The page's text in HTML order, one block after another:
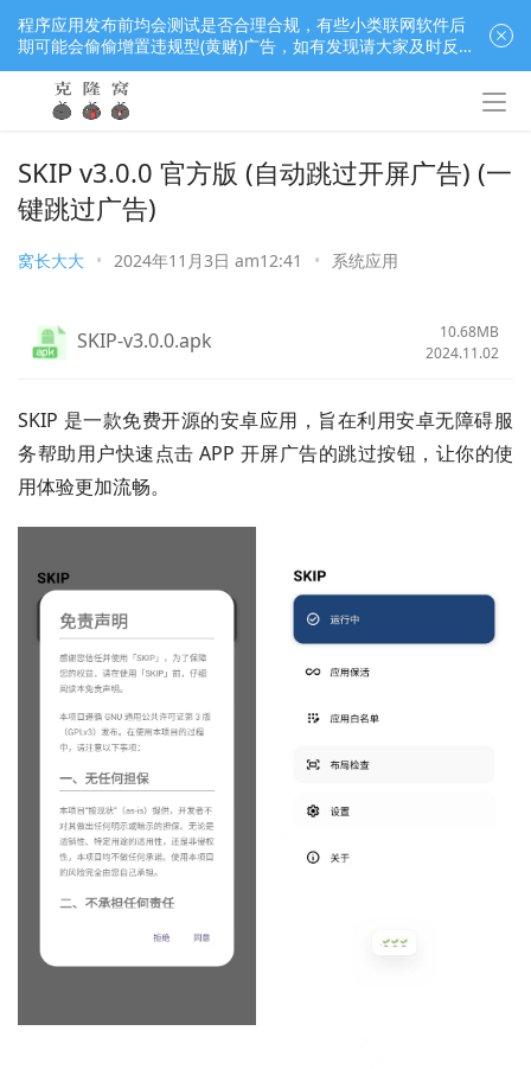
SKIP v3.0.0 官方版 (自动跳过开屏广告) (一
键跳过广告)
窝长大大 • 2024年11月3日 am12:41 • 系统应用
SKIP-v3.0.0.apk
10.68MB
2024.11.02
SKIP 是一款免费开源的安卓应用，旨在利用安卓无障碍服
务帮助用户快速点击 APP 开屏广告的跳过按钮，让你的使
用体验更加流畅。
程序应用发布前均会测试是否合理合规，有些小类联网软件后
期可能会偷偷增置违规型(黄赌)广告，如有发现请大家及时反
馈窝长进行处理，共同监督维护良好的程序应用下载社区！